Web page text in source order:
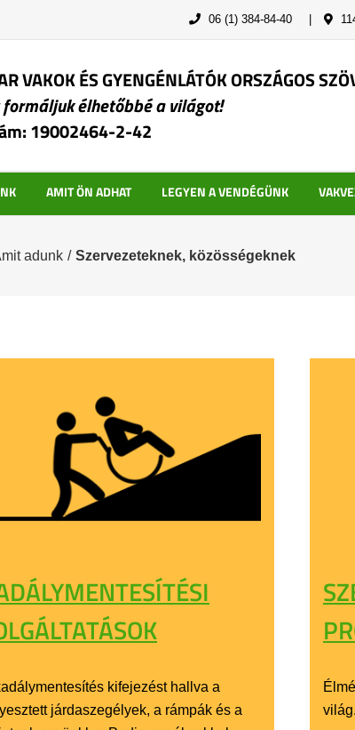
06 (1) 384-84-40
VAKOK ÉS GYENGÉNLÁTÓK ORSZÁGOS
élhetőbbé a világot!
19002464-2-42
AMIT ÖN ADHAT LEGYEN A VENDÉGÜNK
adunk / Szervezeteknek, közösségeknek
kifejezést hallva a
járdaszegélyek, a rámpák és a
világ.